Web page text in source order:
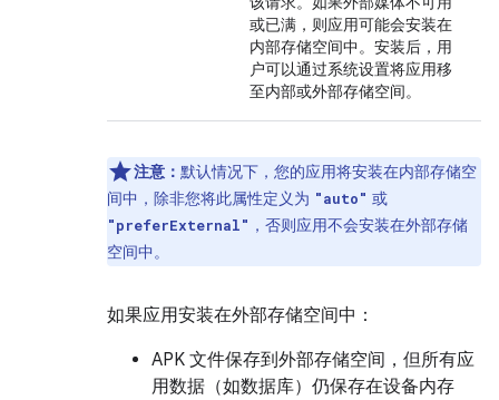
或已满，则应用可能会安装在
内部存储空间中。安装后，用
户可以通过系统设置将应用移
至内部或外部存储空间。
注意： 默认情况下，您的应用将安装在内部存储空
间中，除非您将此属性定义为 "auto" 或
"preferExternal" ，否则应用不会安装在外部存储
空间中。
如果应用安装在外部存储空间中：
APK 文件保存到外部存储空间，但所有应
用数据（如数据库）仍保存在设备内存